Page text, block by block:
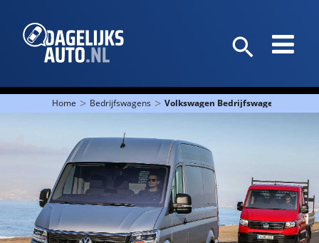
Home > Bedrijfswagens > Volkswagen Bedrijfswagens